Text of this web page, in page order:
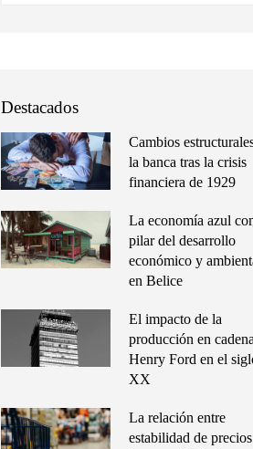
Destacados
Cambios
la banca tras la crisis
financiera de 1929
La economía azul
pilar del desarrollo
económico y
en Belice
El impacto de la
producción en
Henry Ford en el
XX
La relación entre
estabilidad de